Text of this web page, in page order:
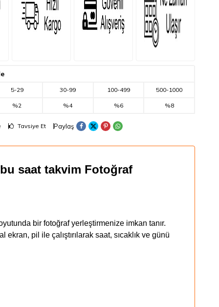
5-29
%2
30-99
%4
100-499
%6
500-1000
%8
Tavsiye Et Paylaş
saat takvim Fotoğraf
bir fotoğraf yerleştirmenize imkan tanır.
pil ile çalıştırılarak saat, sıcaklık ve günü